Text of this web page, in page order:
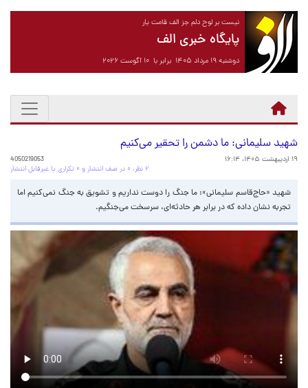
نیست بر لوح دلم جز الف قامت یار
پایگاه خبری الف
دوشنبه ۱۹ مرداد ۱۴۰۵ برابر با ۱۰ آگوست ۲۰۲۶
شهید سلیمانی: ما دشمن را تحقیر می‌کنیم
۱۹ اردیبهشت ۱۴۰۵، ۱۶:۱۴
4050219053
۲ نظر، ۰ در صف انتشار و ۰ تکراری یا غیرقابل انتشار
شهید «حاج‌قاسم سلیمانی»: ما جنگ را دوست نداریم و تشویق به جنگ نمی‌کنیم اما
تجربه نشان داده که در برابر هر حادثه‌ای، سرسخت می‌جنگیم.